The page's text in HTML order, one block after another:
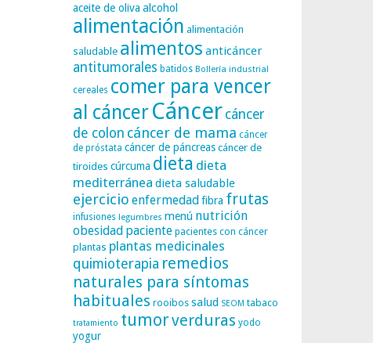
aceite de oliva alcohol
alimentación alimentación
saludable alimentos anticáncer
antitumorales batidos Bollería industrial
cereales comer para vencer
al cáncerCáncer cáncer
de colon cáncer de mama cáncer
de próstata cáncer de páncreascáncer de
tiroides cúrcuma dieta dieta
mediterránea dieta saludable
ejercicio enfermedadfibra frutas
infusiones legumbres menú nutrición
obesidad paciente pacientes con cáncer
plantas plantas medicinales
quimioterapia remedios
naturales para síntomas
habituales rooibos salud SEOM tabaco
tratamiento tumorverduras yodo
yogur